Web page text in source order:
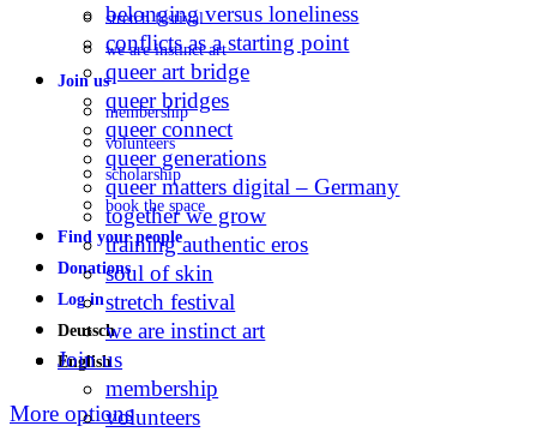
stretch festival
we are instinct art
Join us
membership
volunteers
scholarship
book the space
Find your people
Donations
Log in
Deutsch
English
More options
belonging versus loneliness
conflicts as a starting point
queer art bridge
queer bridges
queer connect
queer generations
queer matters digital – Germany
together we grow
training authentic eros
soul of skin
stretch festival
we are instinct art
Join us
membership
volunteers